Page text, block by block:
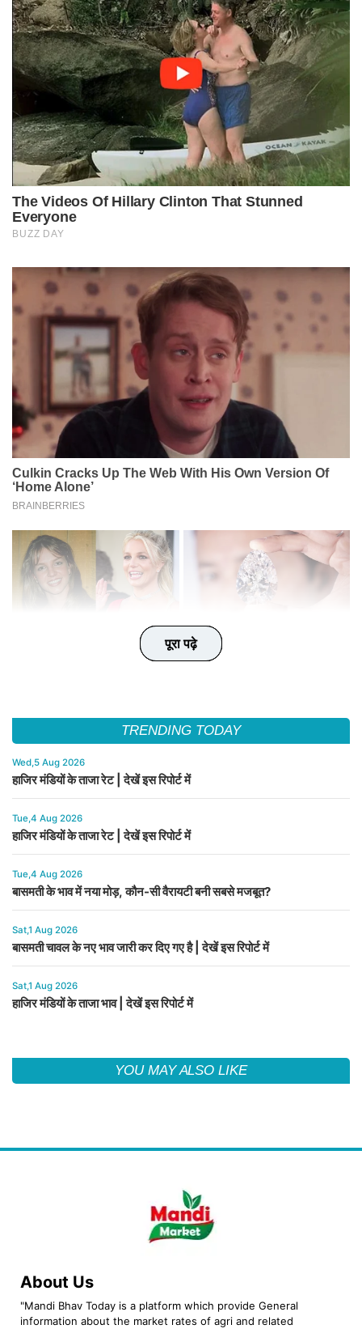
पूरा पढ़े
पूरा पढ़े
पूरा पढ़े
पूरा पढ़े
पूरा पढ़े
TRENDING TODAY
Wed,5 Aug 2026
हाजिर मंडियों के ताजा रेट | देखें इस रिपोर्ट में
Tue,4 Aug 2026
हाजिर मंडियों के ताजा रेट | देखें इस रिपोर्ट में
Tue,4 Aug 2026
बासमती के भाव में नया मोड़, कौन-सी वैरायटी बनी सबसे मजबूत?
Sat,1 Aug 2026
बासमती चावल के नए भाव जारी कर दिए गए है | देखें इस रिपोर्ट में
Sat,1 Aug 2026
हाजिर मंडियों के ताजा भाव | देखें इस रिपोर्ट में
YOU MAY ALSO LIKE
About Us
"Mandi Bhav Today is a platform which provide General
information about the market rates of agri and related